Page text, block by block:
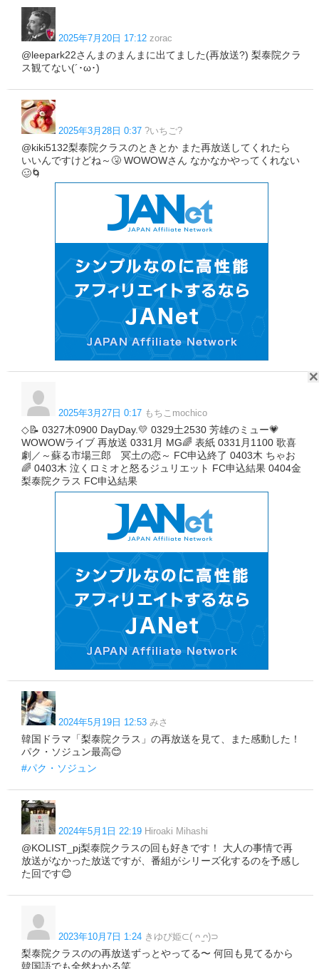
2025年7月20日 17:12 zorac
@leepark22さんまのまんまに出てました(再放送?) 梨泰院クラ
ス観てない(´･ω･)
2025年3月28日 0:37 ?いちご?
@kiki5132梨泰院クラスのときとか また再放送してくれたら
いいんですけどね～🤧 WOWOWさん なかなかやってくれない
🥴🌀
2025年3月27日 0:17 もちこmochico
◇📝 0327木0900 DayDay.💛 0329土2530 芳雄のミュー💗
WOWOWライブ 再放送 0331月 MG🌈 表紙 0331月1100 歌喜
劇／～蘇る市場三郎 冥土の恋～ FC申込終了 0403木 ちゃお
🌈 0403木 泣くロミオと怒るジュリエット FC申込結果 0404金
梨泰院クラス FC申込結果
2024年5月19日 12:53 みさ
韓国ドラマ「梨泰院クラス」の再放送を見て、また感動した！
パク・ソジュン最高😊
#パク・ソジュン
2024年5月1日 22:19 Hiroaki Mihashi
@KOLIST_pj梨泰院クラスの回も好きです！ 大人の事情で再
放送がなかった放送ですが、番組がシリーズ化するのを予感し
た回です😊
2023年10月7日 1:24 きゆぴ姫⊂( ᴖ ̫ᴖ)⊃
梨泰院クラスのの再放送ずっとやってる〜 何回も見てるから
韓国語でも全然わかる笑